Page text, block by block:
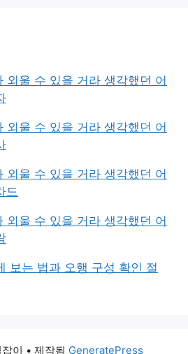
외울 수 있을 거라 생각했던 어
외울 수 있을 거라 생각했던 어
외울 수 있을 거라 생각했던 어
드
외울 수 있을 거라 생각했던 어
보는 법과 오행 구성 확인 절
이 • 제작됨 GeneratePress